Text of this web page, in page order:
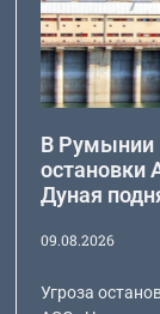
В Румынии
остановки
Дуная
09.08.2026
Угроза